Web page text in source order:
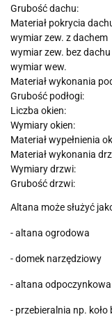
Grubość dachu:
Materiał pokrycia
wymiar zew. z dachem
wymiar zew. bez dachu
wymiar wew.
Materiał wykonania
Grubość podłogi:
Liczba okien:
Wymiary okien:
Materiał wypełnienia
Materiał wykonania
Wymiary drzwi:
Grubość drzwi:
Altana może służyć
- altana ogrodowa
- domek narzędziowy
- altana odpoczynkowa
- przebieralnia np.